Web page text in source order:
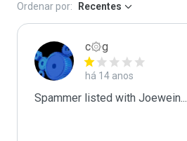
Ordenar por: Recentes
c۞g
há 14 anos
Spammer listed with Joewein...